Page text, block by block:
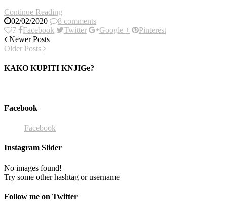
Continue Reading
02/02/2020
8 comments
7
Facebook Twitter Google +
Pinterest
Newer Posts
Older Posts
KAKO KUPITI KNJIGe?
Facebook
Facebook
Instagram Slider
No images found!
Try some other hashtag or username
Follow me on Twitter